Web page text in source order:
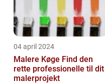
04 april 2024
Malere Køge Find den
rette professionelle til dit
malerprojekt